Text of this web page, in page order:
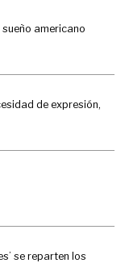
sueño americano
de expresión,
se reparten los